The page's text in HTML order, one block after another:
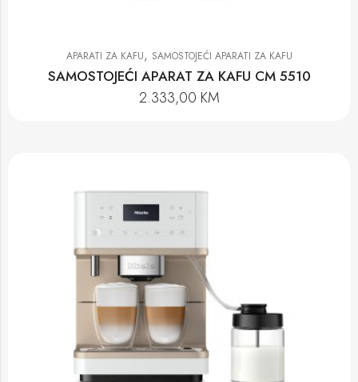
APARATI ZA KAFU, SAMOSTOJEĆI APARATI ZA KAFU
SAMOSTOJEĆI APARAT ZA KAFU CM 5510
2.333,00 KM